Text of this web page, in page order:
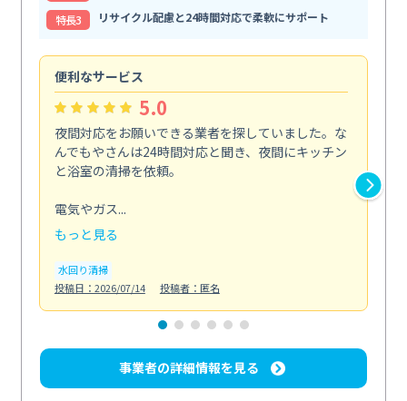
特⻑3
リサイクル配慮と24時間対応で柔軟にサポート
便利なサービス
5.0
夜間対応をお願いできる業者を探していました。な
んでもやさんは24時間対応と聞き、夜間にキッチン
と浴室の清掃を依頼。
電気やガス...
もっと見る
水回り清掃
投稿日：2026/07/14
投稿者：匿名
事業者の詳細情報を見る